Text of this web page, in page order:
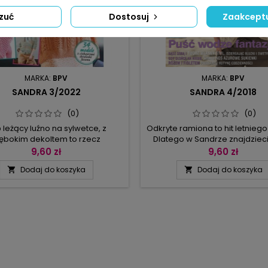
MARKA: BPV
SANDRA 3/2022
(0)
leżący luźno na sylwetce, z
dekoltem to rzecz
latem, ale w chłodne
pod ręką, dlatego
9,60 zł
 Dodaj do koszyka
MARKA: BPV
SANDRA 4/2018
(0)
Odkryte ramiona to hit
Dlatego w Sandrze
propozycji swetrów i
dekoltu odsłaniającym
9,60 zł
 Dodaj do koszyka
Dostosuj